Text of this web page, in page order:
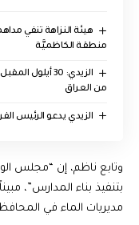
هيئة النزاهة تنفي
منطقة الكاظميَّة
الزيدي: 30
من العراق
الزيدي يدعو الرئيس
وتابع ناظم، إن “مجلس
مديريات الماء في